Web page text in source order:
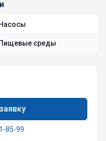
Насосы
Пищевые среды
85-99